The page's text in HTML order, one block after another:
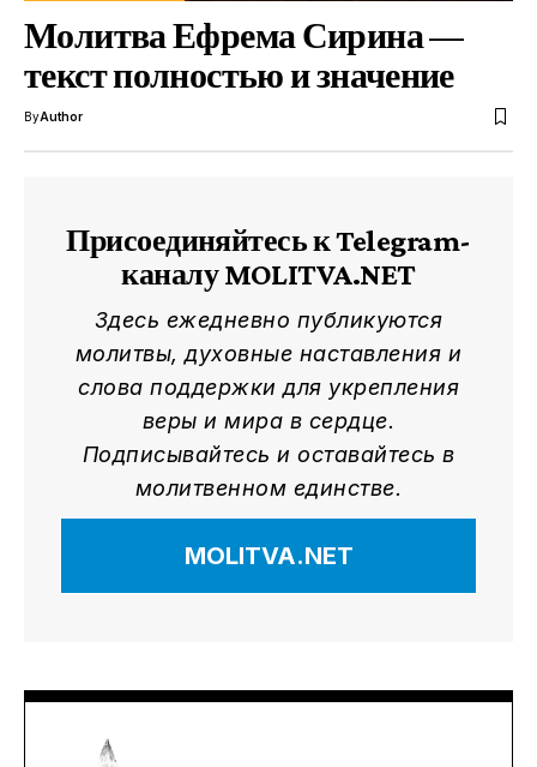
Молитва Ефрема Сирина —
текст полностью и значение
ByAuthor
Присоединяйтесь к Telegram-
каналу MOLITVA.NET
Здесь ежедневно публикуются
молитвы, духовные наставления и
слова поддержки для укрепления
веры и мира в сердце.
Подписывайтесь и оставайтесь в
молитвенном единстве.
MOLITVA.NET